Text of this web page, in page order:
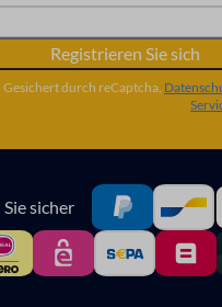
Registrieren Sie sich
Gesichert durch reCaptcha,
sicher